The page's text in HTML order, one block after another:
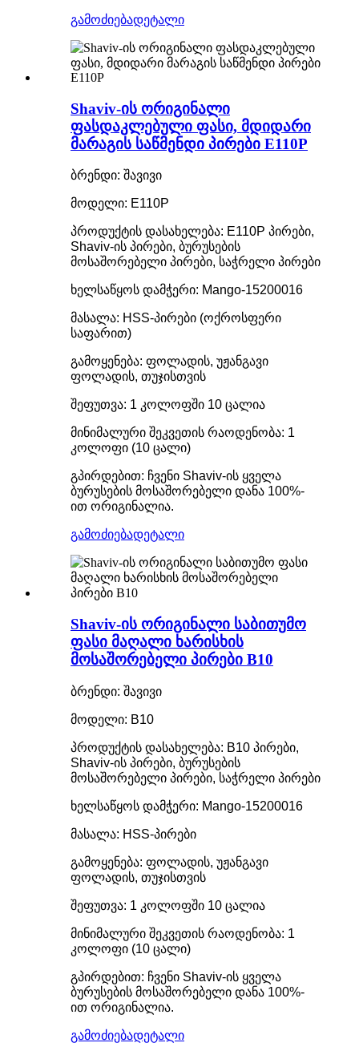
გამოძიებადეტალი
Shaviv-ის ორიგინალი
ფასდაკლებული ფასი, მდიდარი
მარაგის საწმენდი პირები E110P
ბრენდი: შავივი
მოდელი: E110P
პროდუქტის დასახელება: E110P პირები,
Shaviv-ის პირები, ბურუსების
მოსაშორებელი პირები, საჭრელი პირები
ხელსაწყოს დამჭერი: Mango-15200016
მასალა: HSS-პირები (ოქროსფერი
საფარით)
გამოყენება: ფოლადის, უჟანგავი
ფოლადის, თუჯისთვის
შეფუთვა: 1 კოლოფში 10 ცალია
მინიმალური შეკვეთის რაოდენობა: 1
კოლოფი (10 ცალი)
გპირდებით: ჩვენი Shaviv-ის ყველა
ბურუსების მოსაშორებელი დანა 100%-
ით ორიგინალია.
გამოძიებადეტალი
Shaviv-ის ორიგინალი საბითუმო
ფასი მაღალი ხარისხის
მოსაშორებელი პირები B10
ბრენდი: შავივი
მოდელი: B10
პროდუქტის დასახელება: B10 პირები,
Shaviv-ის პირები, ბურუსების
მოსაშორებელი პირები, საჭრელი პირები
ხელსაწყოს დამჭერი: Mango-15200016
მასალა: HSS-პირები
გამოყენება: ფოლადის, უჟანგავი
ფოლადის, თუჯისთვის
შეფუთვა: 1 კოლოფში 10 ცალია
მინიმალური შეკვეთის რაოდენობა: 1
კოლოფი (10 ცალი)
გპირდებით: ჩვენი Shaviv-ის ყველა
ბურუსების მოსაშორებელი დანა 100%-
ით ორიგინალია.
გამოძიებადეტალი